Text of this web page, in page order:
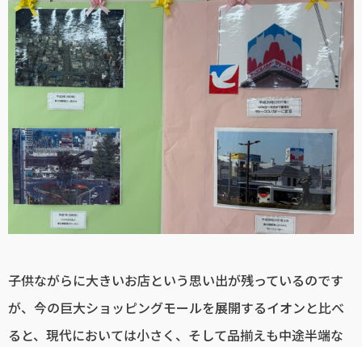
子供ながらに大きいお店という思い出が残っているのです
が、今の巨大ショッピングモールを展開するイオンと比べ
ると、現代においては小さく、そして品揃えも中途半端な